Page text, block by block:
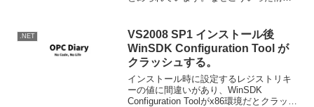
.NET
VS2008 SP1 インストール後
WinSDK Configuration Tool が
クラッシュする。
インストール時に設定するレジストリキ
ーの値に間違いがあり、WinSDK
Configuration Toolがx86環境だとクラッシ